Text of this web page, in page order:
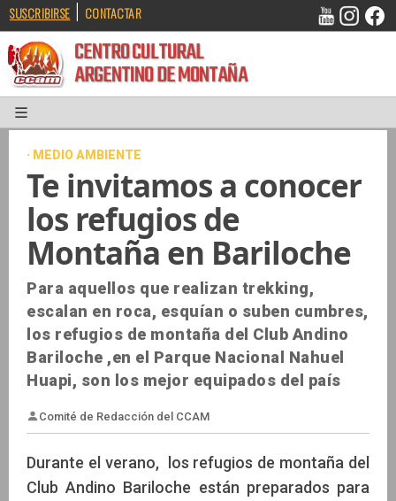
SUSCRIBIRSE | CONTACTAR
CENTRO CULTURAL
ARGENTINO DE MONTAÑA
· MEDIO AMBIENTE
Te invitamos a conocer
los refugios de
Montaña en Bariloche
Para aquellos que realizan trekking,
escalan en roca, esquían o suben cumbres,
los refugios de montaña del Club Andino
Bariloche ,en el Parque Nacional Nahuel
Huapi, son los mejor equipados del país
Durante el verano, los refugios de montaña del
Club Andino Bariloche están preparados para